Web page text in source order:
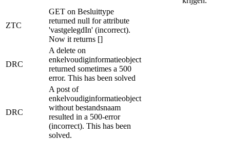
ZTC
GET on Besluittype
returned null for attribute
'vastgelegdIn' (incorrect).
Now it returns []
DRC
A delete on
enkelvoudiginformatieobject
returned sometimes a 500
error. This has been solved
DRC
A post of
enkelvoudiginformatieobject
without bestandsnaam
resulted in a 500-error
(incorrect). This has been
solved.